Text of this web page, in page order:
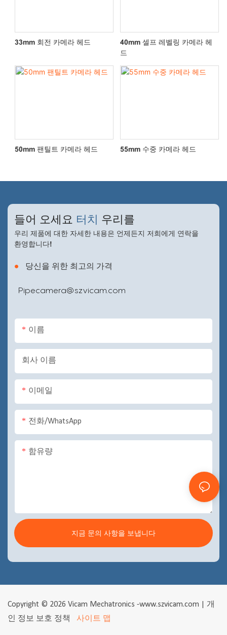
33mm 회전 카메라 헤드
40mm 셀프 레벨링 카메라 헤
드
50mm 팬틸트 카메라 헤드 55mm 수중 카메라 헤드
들어 오세요 터치 우리를
우리 제품에 대한 자세한 내용은 언제든지 저희에게 연락을
환영합니다!
● 당신을 위한 최고의 가격
Pipecamera@szvicam.com
이름
회사 이름
이메일
전화/WhatsApp
함유량
지금 문의 사항을 보냅니다
Copyright © 2026 Vicam Mechatronics -www.szvicam.com | 개
인 정보 보호 정책
사이트 맵